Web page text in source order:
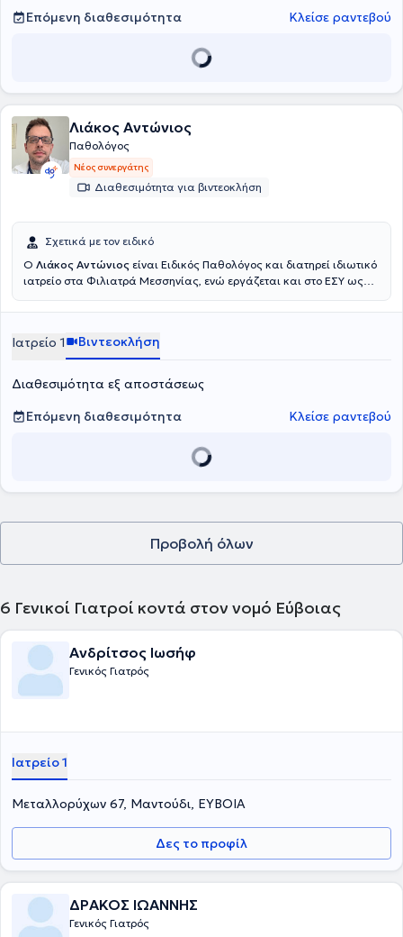
Επόμενη διαθεσιμότητα Κλείσε ραντεβού
Λιάκος Αντώνιος
Παθολόγος
Νέος συνεργάτης
Διαθεσιμότητα για βιντεοκλήση
Σχετικά με τον ειδικό
Ο Λιάκος Αντώνιος είναι Ειδικός Παθολόγος και διατηρεί ιδιωτικό
ιατρείο στα Φιλιατρά Μεσσηνίας, ενώ εργάζεται και στο ΕΣΥ ως
πτυχιούχος της Ιατρικής Σχολής του Εθνικού και Καποδιστριακού
Μεσσηνίας. Στο ιδιωτικό του ιατρείο προσφέρει πλήθος υπηρεσιών,
σεβόμενος τις ιδιαίτερες ανάγκες εκάστοτε ασθενή.
Ιατρείο 1 Βιντεοκλήση
Διαθεσιμότητα εξ αποστάσεως
Επόμενη διαθεσιμότητα
Κλείσε ραντεβού
Προβολή όλων
6 Γενικοί Γιατροί κοντά στον νομό Εύβοιας
Ανδρίτσος Ιωσήφ
Γενικός Γιατρός
Ιατρείο 1
Μεταλλορύχων 67, Μαντούδι, ΕΥΒΟΙΑ
Δες το προφίλ
ΔΡΑΚΟΣ ΙΩΑΝΝΗΣ
Γενικός Γιατρός